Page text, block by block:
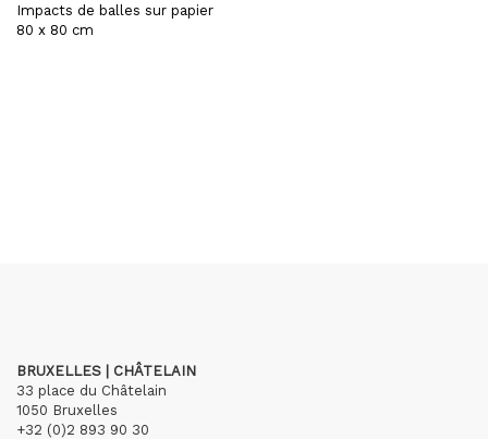
Impacts de balles sur papier
80 x 80 cm
BRUXELLES | CHÂTELAIN
33 place du Châtelain
1050 Bruxelles
+32 (0)2 893 90 30